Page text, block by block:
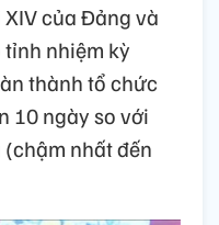
của Đảng và
nhiệm kỳ
thành tổ chức
10 ngày so với
nhất đến